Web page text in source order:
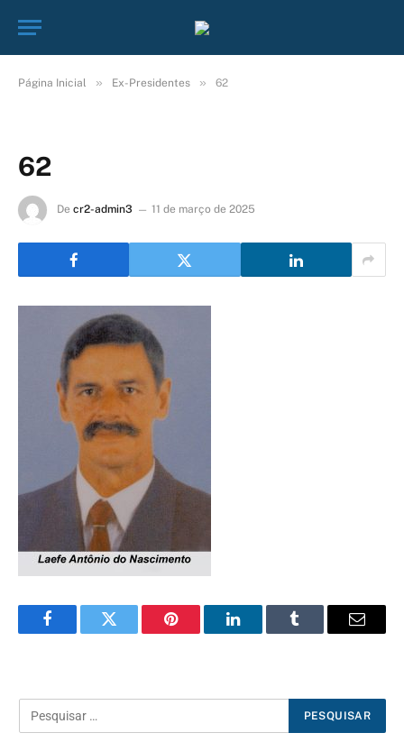
Página Inicial » Ex-Presidentes » 62
62
De cr2-admin3 11 de março de 2025
FacebookTwitter Pinterest LinkedInTumblr
E-